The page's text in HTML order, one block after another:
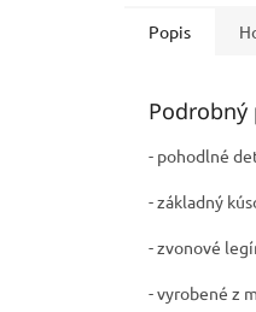
Popis
Podrobný
- pohodlné
- základný
-zvonové
- vyrobené z